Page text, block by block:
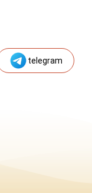
telegram